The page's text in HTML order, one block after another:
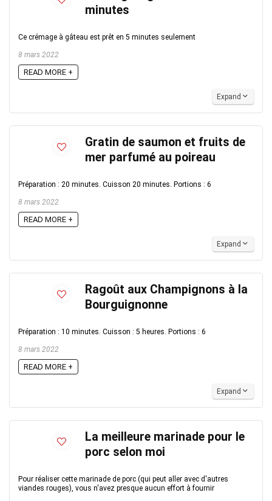
minutes
Ce crémage à gâteau est prêt en 5 minutes seulement
8 mars 2022
READ MORE +
Expand
Gratin de saumon et fruits de
mer parfumé au poireau
Préparation : 20 minutes. Cuisson 20 minutes. Portions : 6
8 mars 2022
READ MORE +
Expand
Ragoût aux Champignons à la
Bourguignonne
Préparation : 10 minutes. Cuisson : 5 heures. Portions : 6
8 mars 2022
READ MORE +
Expand
La meilleure marinade pour le
porc selon moi
Pour réaliser cette marinade de porc (qui peut aller avec d'autres
viandes rouges), vous n'avez presque aucun effort à fournir